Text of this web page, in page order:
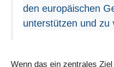
den europäischen
unterstützen und zu
Wenn das ein zentrales